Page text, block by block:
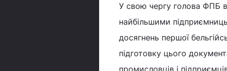
У свою чергу голова ФПБ
найбільшими
досягнень першої
підготовку цього
промисловців і